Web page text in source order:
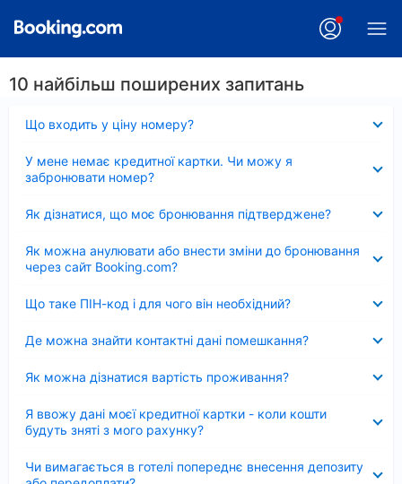
10 найбільш поширених запитань
Що входить у ціну номеру?
У мене немає кредитної картки. Чи можу я
забронювати номер?
Як дізнатися, що моє бронювання підтверджене?
Як можна анулювати або внести зміни до бронювання
через сайт Booking.com?
Що таке ПІН-код і для чого він необхідний?
Де можна знайти контактні дані помешкання?
Як можна дізнатися вартість проживання?
Я ввожу дані моєї кредитної картки - коли кошти
будуть зняті з мого рахунку?
Чи вимагається в готелі попереднє внесення депозиту